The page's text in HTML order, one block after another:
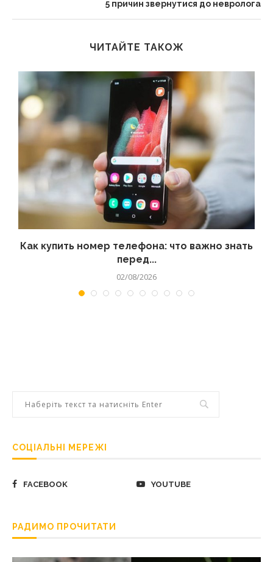
5 причин звернутися до невролога
ЧИТАЙТЕ ТАКОЖ
Как купить номер телефона: что важно знать
перед...
02/08/2026
СОЦІАЛЬНІ МЕРЕЖІ
FACEBOOK YOUTUBE
РАДИМО ПРОЧИТАТИ